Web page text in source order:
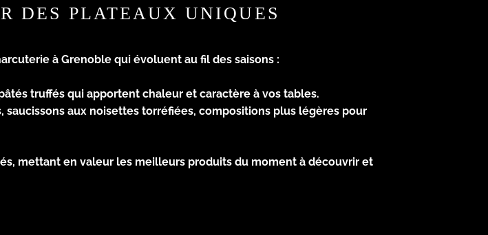
DES PLATEAUX UNIQUES
à Grenoble qui évoluent au fil des saisons :
truffés qui apportent chaleur et caractère à vos tables.
saucissons aux noisettes torréfiées, compositions plus légères pour
mettant en valeur les meilleurs produits du moment à découvrir et